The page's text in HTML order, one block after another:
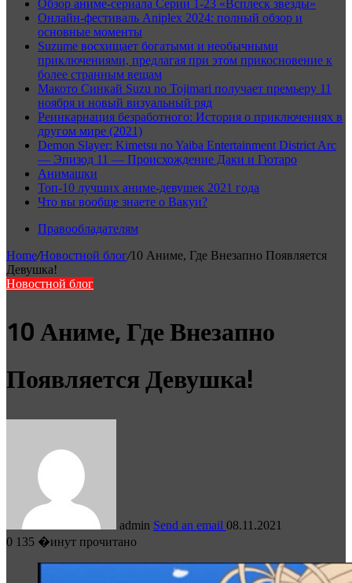
Обзор аниме-сериала Серии 1-23 «Всплеск звезды»
Онлайн-фестиваль Aniplex 2024: полный обзор и
основные моменты
Suzume восхищает богатыми и необычными
приключениями, предлагая при этом прикосновение к
более странным вещам
Макото Синкай Suzu no Tojimari получает премьеру 11
ноября и новый визуальный ряд
Реинкарнация безработного: История о приключениях в
другом мире (2021)
Demon Slayer: Kimetsu no Yaiba Entertainment District Arc
— Эпизод 11 — Происхождение Даки и Гютаро
Анимашки
Топ-10 лучших аниме-девушек 2021 года
Что вы вообще знаете о Вакуи?
Правообладателям
Home/Новостной блог/10 Аниме, Где Внезапно Появляется
Девушка!
Новостной блог
10 Аниме, Где Внезапно
Появляется Девушка!
admin Send an email 08.11.2021
0 135 �инут прочитано